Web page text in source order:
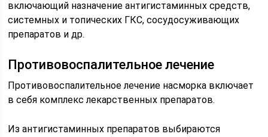
включающий назначение антигистаминных средств,
системных и топических ГКС, сосудосуживающих
препаратов и др.
Противовоспалительное лечение
Противовоспалительное лечение насморка включает
в себя комплекс лекарственных препаратов.
Из антигистаминных препаратов выбираются